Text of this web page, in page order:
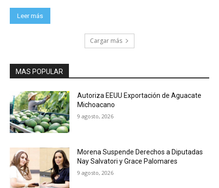
Leer más
Cargar más
MAS POPULAR
Autoriza EEUU Exportación de Aguacate
Michoacano
9 agosto, 2026
Morena Suspende Derechos a Diputadas
Nay Salvatori y Grace Palomares
9 agosto, 2026